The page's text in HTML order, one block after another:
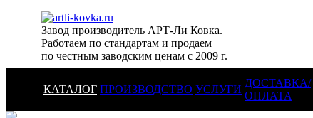
Завод производитель АРТ-Ли Ковка.
Работаем по стандартам и продаем
по честным заводским ценам с 2009 г.
КАТАЛОГ ПРОИЗВОДСТВО УСЛУГИ
ДОСТАВКА/
ОПЛАТА